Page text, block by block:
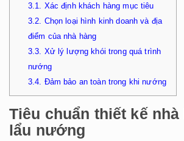
3.1.
Xác định khách hàng mục tiêu
3.2. Chọn loại hình kinh doanh và địa
điểm của nhà hàng
3.3. Xử lý lượng khói trong quá trình
nướng
3.4. Đảm bảo an toàn trong khi nướng
Tiêu chuẩn thiết kế nhà
lẩu nướng